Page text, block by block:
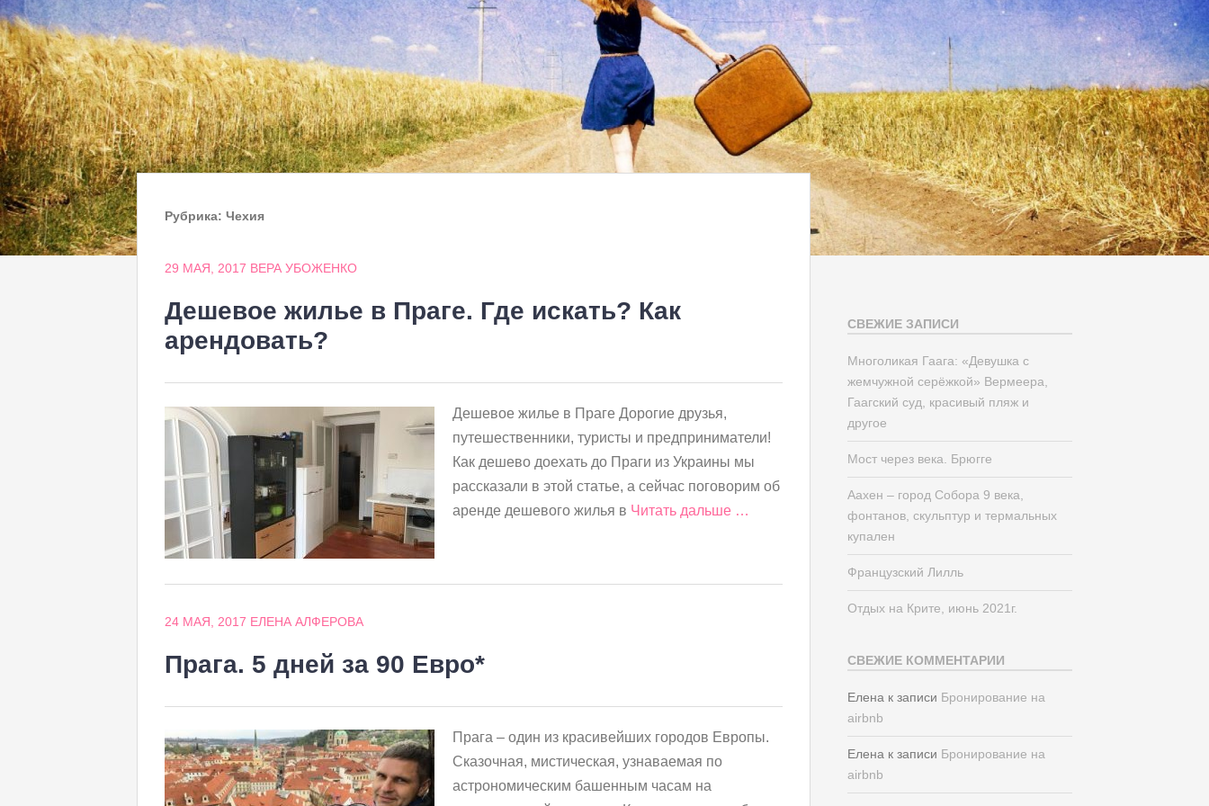
Рубрика: Чехия
29 МАЯ, 2017 ВЕРА УБОЖЕНКО
Дешевое жилье в Праге. Где искать? Как
арендовать?
Дешевое жилье в Праге Дорогие друзья,
путешественники, туристы и предприниматели!
Как дешево доехать до Праги из Украины мы
рассказали в этой статье, а сейчас поговорим об
аренде дешевого жилья в Читать дальше …
24 МАЯ, 2017 ЕЛЕНА АЛФЕРОВА
Прага. 5 дней за 90 Евро*
Прага – один из красивейших городов Европы.
Сказочная, мистическая, узнаваемая по
астрономическим башенным часам на
СВЕЖИЕ ЗАПИСИ
Многоликая Гаага: «Девушка с
жемчужной серёжкой» Вермеера,
Гаагский суд, красивый пляж и
другое
Мост через века. Брюгге
Аахен – город Собора 9 века,
фонтанов, скульптур и термальных
купален
Французский Лилль
Отдых на Крите, июнь 2021г.
СВЕЖИЕ КОММЕНТАРИИ
Елена к записи Бронирование на
airbnb
Елена к записи Бронирование на
airbnb